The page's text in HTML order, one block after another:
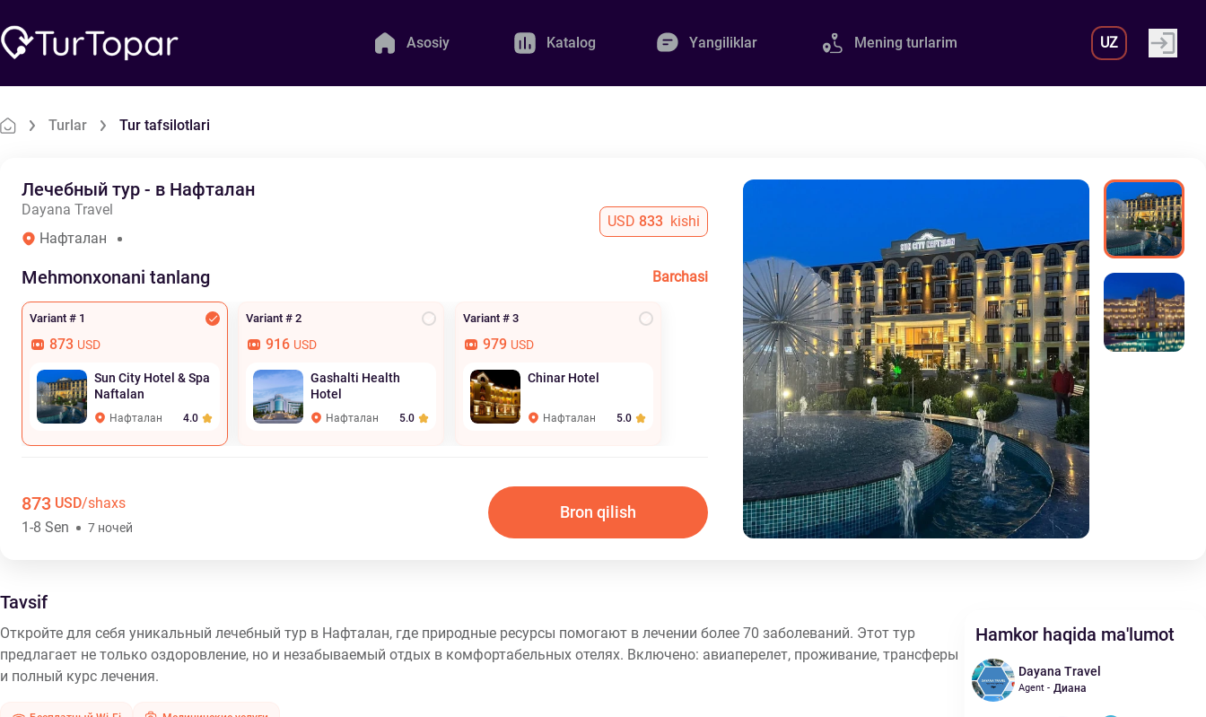
Asosiy Katalog Yangiliklar Mening turlarim UZ
Turlar Tur tafsilotlari
Лечебный тур - в Нафталан
Dayana Travel
Нафталан
USD 833 kishi
Mehmonxonani tanlang Barchasi
Variant # 1
873 USD
Sun City Hotel & Spa
Naftalan
Нафталан 4.0
Variant # 2
916 USD
Gashalti Health
Hotel
Нафталан 5.0
Variant # 3
979 USD
Chinar Hotel
Нафталан 5.0
873 USD/shaxs
1-8 Sen
7 ночей
Bron qilish
Tavsif
Откройте для себя уникальный лечебный тур в Нафталан, где природные ресурсы помогают в лечении более 70 заболеваний. Этот тур
предлагает не только оздоровление, но и незабываемый отдых в комфортабельных отелях. Включено: авиаперелет, проживание, трансферы
и полный курс лечения.
Hamkor haqida ma'lumot
Dayana Travel
Agent - Диана